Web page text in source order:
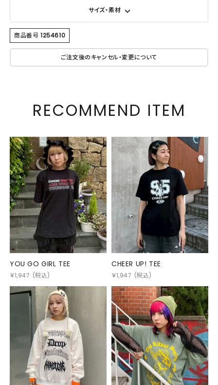
サイズ・素材
商品番号 1254610
ご注文後のキャンセル・変更について
RECOMMEND ITEM
YOU GO GIRL TEE
￥1,947 (税込)
CHEER UP! TEE
￥1,947 (税込)